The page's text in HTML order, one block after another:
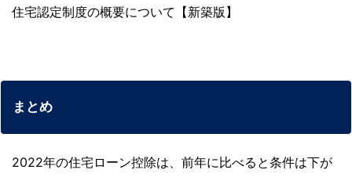
住宅認定制度の概要について【新築版】
まとめ
2022年の住宅ローン控除は、前年に比べると条件は下が